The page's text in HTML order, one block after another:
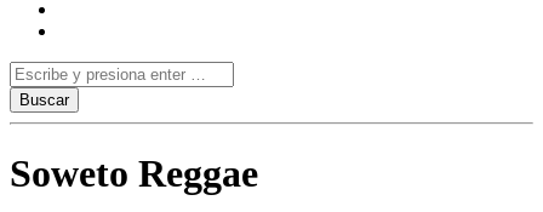
Soweto Reggae